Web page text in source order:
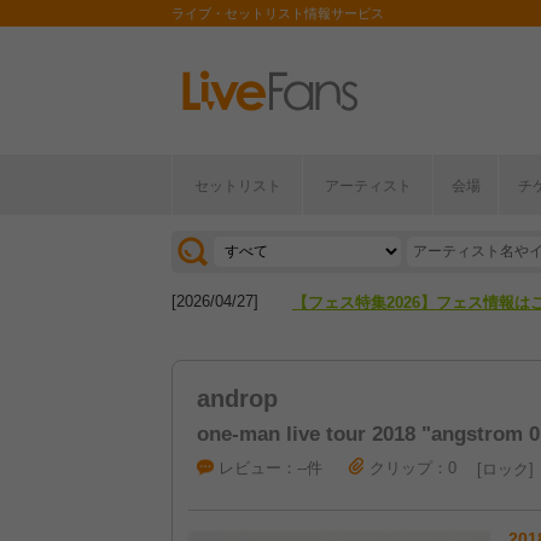
ライブ・セットリスト情報サービス
セットリスト アーティスト 会場 チ
[2026/07/28] 【ライブ動員ランキング】2026年
[2026/04/27] 【フェス特集2026】フェス情報は
androp
one-man live tour 2018 "angstrom
レビュー：--件 クリップ：0 ロック